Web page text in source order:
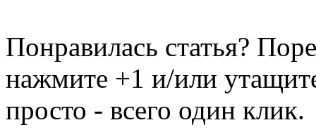
Понравилась статья?
нажмите +1 и/или
просто - всего один клик.